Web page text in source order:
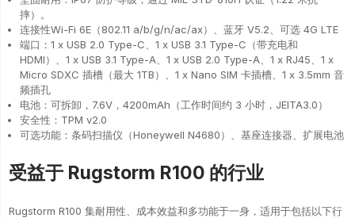
摔）。
连接性Wi-Fi 6E（802.11 a/b/g/n/ac/ax）、蓝牙 V5.2、可选 4G LTE
端口：1 x USB 2.0 Type-C、1 x USB 3.1 Type-C（带充电和
HDMI）、1 x USB 3.1 Type-A、1 x USB 2.0 Type-A、1 x RJ45、1 x
Micro SDXC 插槽（最大 1TB）、1 x Nano SIM 卡插槽、1 x 3.5mm 音
频插孔
电池：可拆卸，7.6V，4200mAh（工作时间约 3 小时，JEITA3.0）
安全性：TPM v2.0
可选功能：条码扫描仪（Honeywell N4680）、基座连接器、扩展电池
受益于 Rugstorm R100 的行业
Rugstorm R100 集耐用性、成本效益和多功能于一身，适用于包括以下行